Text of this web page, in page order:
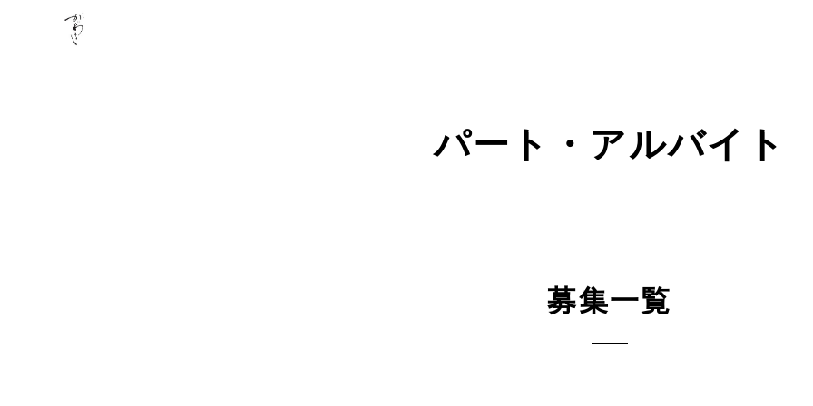
パート・アルバイト
募集一覧